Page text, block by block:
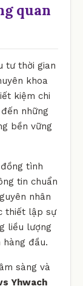
quan
tư thời gian
khoa
kiệm chi
những
bền vững
tình
tin chuẩn
nhân
thiết lập sự
liều lượng
đầu.
sàng và
Yhwach